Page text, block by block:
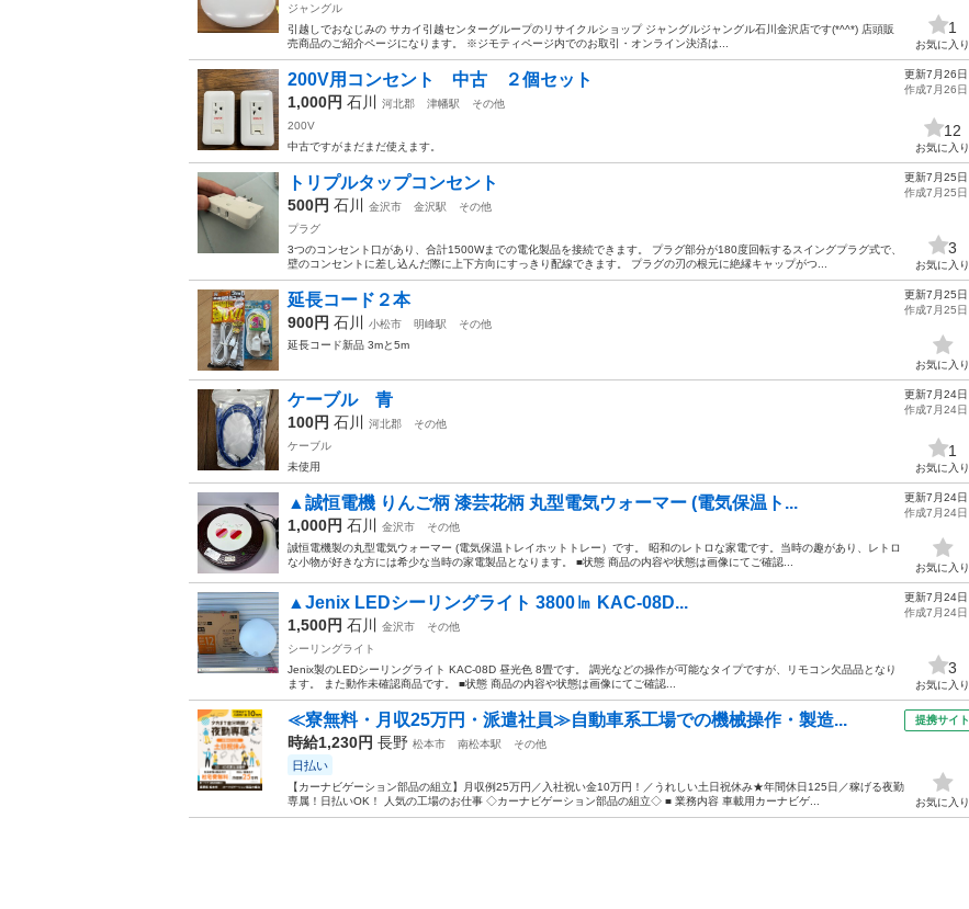
ジャングル
引越しでおなじみの サカイ引越センターグループのリサイクルショップ ジャングルジャングル石川金沢店です(*^^*) 店頭販
売商品のご紹介ページになります。 ※ジモティページ内でのお取引・オンライン決済は...
1
お気に入り
200V用コンセント 中古 ２個セット
1,000円 石川 河北郡 津幡駅
その他
200V
中古ですがまだまだ使えます。
更新7月26日
作成7月26日
12
お気に入り
トリプルタップコンセント
500円 石川 金沢市 金沢駅
その他
プラグ
3つのコンセント口があり、合計1500Wまでの電化製品を接続できます。 プラグ部分が180度回転するスイングプラグ式で、
壁のコンセントに差し込んだ際に上下方向にすっきり配線できます。 プラグの刃の根元に絶縁キャップがつ...
更新7月25日
作成7月25日
3
お気に入り
延長コード２本
900円 石川 小松市 明峰駅
その他
延長コード新品 3mと5m
更新7月25日
作成7月25日
お気に入り
ケーブル 青
100円 石川 河北郡
その他
ケーブル
未使用
更新7月24日
作成7月24日
1
お気に入り
▲誠恒電機 りんご柄 漆芸花柄 丸型電気ウォーマー (電気保温ト...
1,000円 石川 金沢市
その他
誠恒電機製の丸型電気ウォーマー (電気保温トレイホットトレー）です。 昭和のレトロな家電です。当時の趣があり、レトロ
な小物が好きな方には希少な当時の家電製品となります。 ■状態 商品の内容や状態は画像にてご確認...
更新7月24日
作成7月24日
お気に入り
▲Jenix LEDシーリングライト 3800㏐ KAC-08D...
1,500円 石川 金沢市
その他
シーリングライト
Jenix製のLEDシーリングライト KAC-08D 昼光色 8畳です。 調光などの操作が可能なタイプですが、リモコン欠品品となり
ます。 また動作未確認商品です。 ■状態 商品の内容や状態は画像にてご確認...
更新7月24日
作成7月24日
3
お気に入り
≪寮無料・月収25万円・派遣社員≫自動車系工場での機械操作・製造...
時給1,230円 長野 松本市 南松本駅 その他
日払い
【カーナビゲーション部品の組立】月収例25万円／入社祝い金10万円！／うれしい土日祝休み★年間休日125日／稼げる夜勤
専属！日払いOK！ 人気の工場のお仕事 ◇カーナビゲーション部品の組立◇ ■ 業務内容 車載用カーナビゲ...
提携サイト
お気に入り